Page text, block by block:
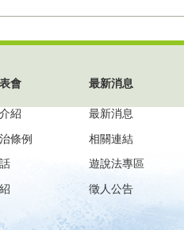
會
紹
條例
最新消息
最新消息
相關連結
遊說法專區
徵人公告